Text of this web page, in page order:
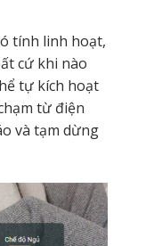
tính linh hoạt,
cứ khi nào
tự kích hoạt
từ điện
và tạm dừng